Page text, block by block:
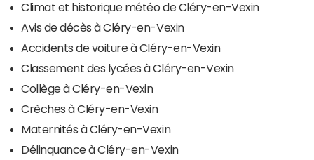
Climat et historique météo de Cléry-en-Vexin
Avis de décès à Cléry-en-Vexin
Accidents de voiture à Cléry-en-Vexin
Classement des lycées à Cléry-en-Vexin
Collège à Cléry-en-Vexin
Crèches à Cléry-en-Vexin
Maternités à Cléry-en-Vexin
Délinquance à Cléry-en-Vexin